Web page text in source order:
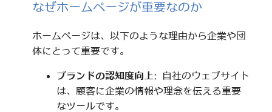
なぜホームページが重要なのか
ホームページは、以下のような理由から企業や団
体にとって重要です。
ブランドの認知度向上: 自社のウェブサイト
は、顧客に企業の情報や理念を伝える重要
なツールです。